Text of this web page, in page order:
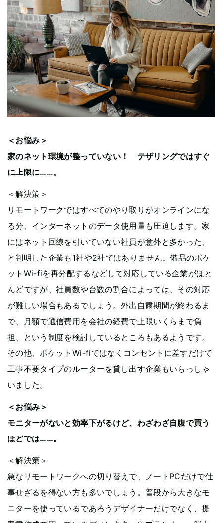
＜お悩み＞
家のネット環境が整っていない！ テザリングではすぐ
に上限に……。
＜解決策＞
リモートワークではすべてのやり取りがオンラインにな
る分、インターネットのデータ使用量も圧迫します。家
にはネット回線を引いていない社員が意外と多かった、
と判明した企業も1社や2社ではありません。備品のポケ
ットWi-fiを再分配するなどして対応している企業がほと
んどですが、社員数や台数の割合によっては、その対応
が難しい場合もあるでしょう。外出自粛期間が終わるま
で、月額で通信費用を会社の経費で上限いくらまで負
担、という制度を検討しているところもあるようです。
その他、ポケットWi-fiではなくコンセントに差すだけで
工事不要タイプのルーターを貸し出す企業もいらっしゃ
いました。
＜お悩み＞
モニターがないと効率下がるけど、わざわざ自腹で買う
ほどでは……。
＜解決策＞
急なリモートワークへの切り替えで、ノートPCだけで仕
事せざるを得ない方も多いでしょう。普段から大きなモ
ニターを使っているであろうデザイナーだけでなく、提